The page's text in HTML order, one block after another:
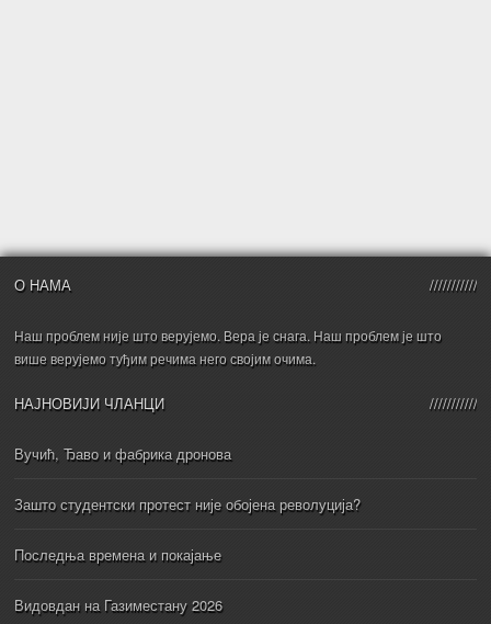
О НАМА
Наш проблем није што верујемо. Вера је снага. Наш проблем је што
више верујемо туђим речима него својим очима.
НАЈНОВИЈИ ЧЛАНЦИ
Вучић, Ђаво и фабрика дронова
Зашто студентски протест није обојена револуција?
Последња времена и покајање
Видовдан на Газиместану 2026